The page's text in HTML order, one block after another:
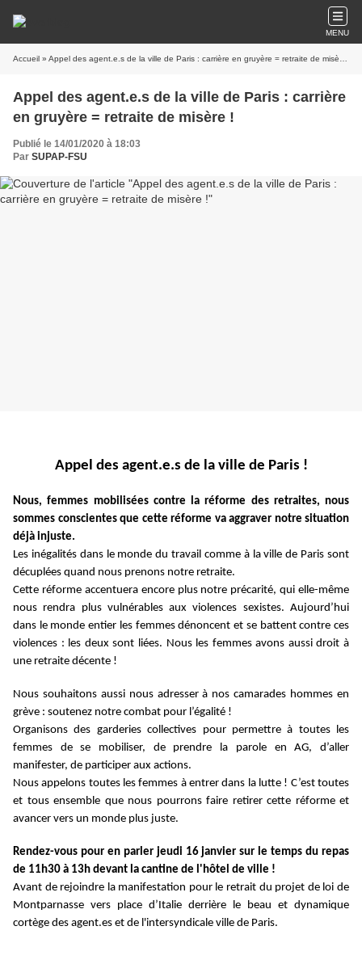
MENU
Accueil » Appel des agent.e.s de la ville de Paris : carrière en gruyère = retraite de misère !
Appel des agent.e.s de la ville de Paris : carrière
en gruyère = retraite de misère !
Publié le 14/01/2020 à 18:03
Par SUPAP-FSU
Appel des agent.e.s de la ville de Paris !
Nous, femmes mobilisées contre la réforme des retraites, nous
sommes conscientes que cette réforme va aggraver notre situation
déjà injuste.
Les inégalités dans le monde du travail comme à la ville de Paris sont
décuplées quand nous prenons notre retraite.
Cette réforme accentuera encore plus notre précarité, qui elle-même
nous rendra plus vulnérables aux violences sexistes. Aujourd’hui
dans le monde entier les femmes dénoncent et se battent contre ces
violences : les deux sont liées. Nous les femmes avons aussi droit à
une retraite décente !
Nous souhaitons aussi nous adresser à nos camarades hommes en
grève : soutenez notre combat pour l’égalité !
Organisons des garderies collectives pour permettre à toutes les
femmes de se mobiliser, de prendre la parole en AG, d’aller
manifester, de participer aux actions.
Nous appelons toutes les femmes à entrer dans la lutte ! C’est toutes
et tous ensemble que nous pourrons faire retirer cette réforme et
avancer vers un monde plus juste.
Rendez-vous pour en parler jeudi 16 janvier sur le temps du repas
de 11h30 à 13h devant la cantine de l'hôtel de ville !
Avant de rejoindre la manifestation pour le retrait du projet de loi de
Montparnasse vers place d’Italie derrière le beau et dynamique
cortège des agent.es et de l'intersyndicale ville de Paris.